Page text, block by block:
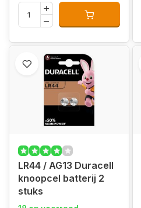
LR44 / AG13 Duracell
knoopcel batterij 2
stuks